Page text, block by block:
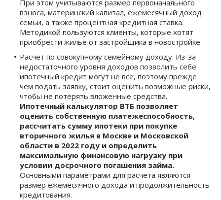
При этом учитываются размер первоначального
взноса, материнский капитал, ежемесячный доход
семьи, а также процентная кредитная ставка.
Методикой пользуются клиенты, которые хотят
приобрести жилье от застройщика в новостройке.
Расчет по совокупному семейному доходу. Из-за
недостаточного уровня доходов позволить себе
ипотечный кредит могут не все, поэтому прежде
чем подать заявку, стоит оценить возможные риски,
чтобы не потерять вложенные средства.
Ипотечный калькулятор ВТБ позволяет
оценить собственную платежеспособность,
рассчитать сумму ипотеки при покупке
вторичного жилья в Москве и Московской
области в 2022 году и определить
максимальную финансовую нагрузку при
условии досрочного погашения займа.
Основными параметрами для расчета являются
размер ежемесячного дохода и продолжительность
кредитования.